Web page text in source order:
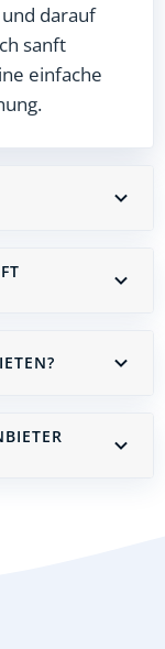
darauf
sanft
einfache
G